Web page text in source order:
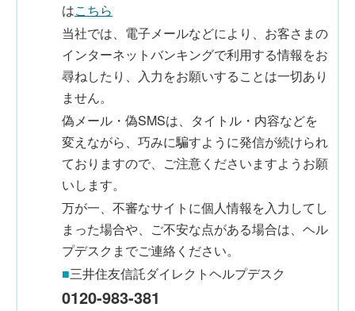
はこちら
当社では、電子メールなどにより、お客さまの
インターネットバンキングで利用する情報をお
尋ねしたり、入力をお願いすることは一切あり
ません。
偽メール・偽SMSは、タイトル・内容などを
変えながら、巧みに騙すように発信が続けられ
ておりますので、ご注意くださいますようお願
いします。
万が一、不審なサイトに個人情報を入力してし
まった場合や、ご不安な点がある場合は、ヘル
プデスクまでご連絡ください。
■三井住友信託ダイレクトヘルプデスク
0120-983-381